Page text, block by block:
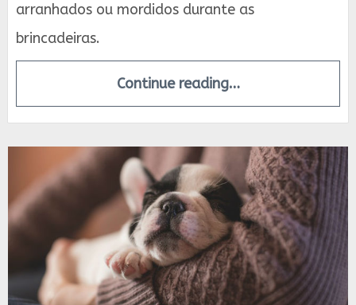
arranhados ou mordidos durante as
brincadeiras.
Continue reading…